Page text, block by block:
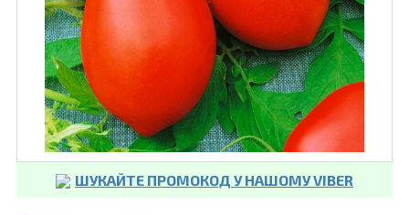
ШУКАЙТЕ ПРОМОКОД У НАШОМУ VIBER